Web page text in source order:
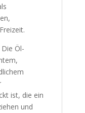
Die Öl-
ist, die ein
und